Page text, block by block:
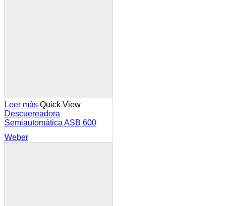
Leer más Quick View
Descuereadora
Semiautomática ASB 600
Weber